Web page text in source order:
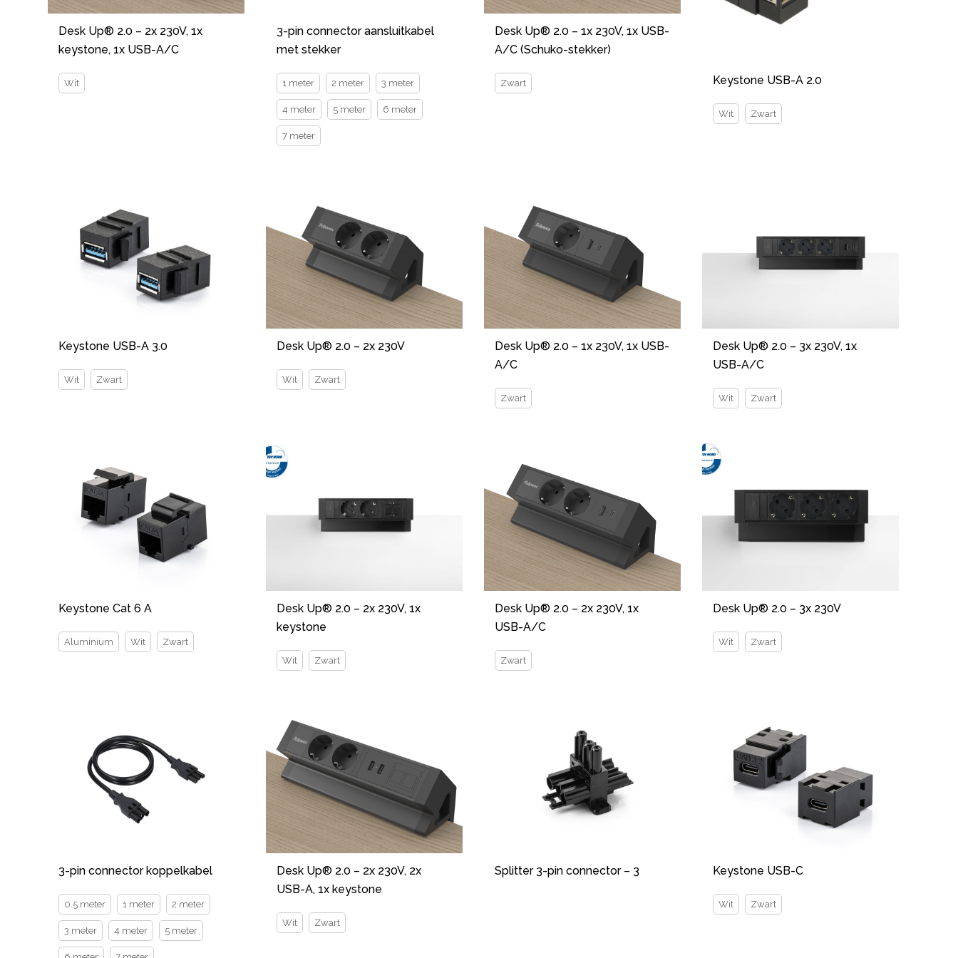
Desk Up® 2.0 – 2x 230V, 1x
keystone, 1x USB-A/C
Wit
3-pin connector aansluitkabel
met stekker
1 meter 2 meter 3 meter
4 meter 5 meter 6 meter
7 meter
Desk Up® 2.0 – 1x 230V, 1x USB-
A/C (Schuko-stekker)
Zwart Keystone USB-A 2.0
Wit Zwart
Keystone USB-A 3.0
Wit Zwart
Desk Up® 2.0 – 2x 230V
Wit Zwart
Desk Up® 2.0 – 1x 230V, 1x USB-
A/C
Zwart
Desk Up® 2.0 – 3x 230V, 1x
USB-A/C
Wit Zwart
Keystone Cat 6 A
Aluminium Wit Zwart
Desk Up® 2.0 – 2x 230V, 1x
keystone
Wit Zwart
Desk Up® 2.0 – 2x 230V, 1x
USB-A/C
Zwart
Desk Up® 2.0 – 3x 230V
Wit Zwart
3-pin connector koppelkabel
0.5 meter 1 meter 2 meter
3 meter 4 meter 5 meter
Desk Up® 2.0 – 2x 230V, 2x
USB-A, 1x keystone
Wit Zwart
Splitter 3-pin connector – 3 Keystone USB-C
Wit Zwart